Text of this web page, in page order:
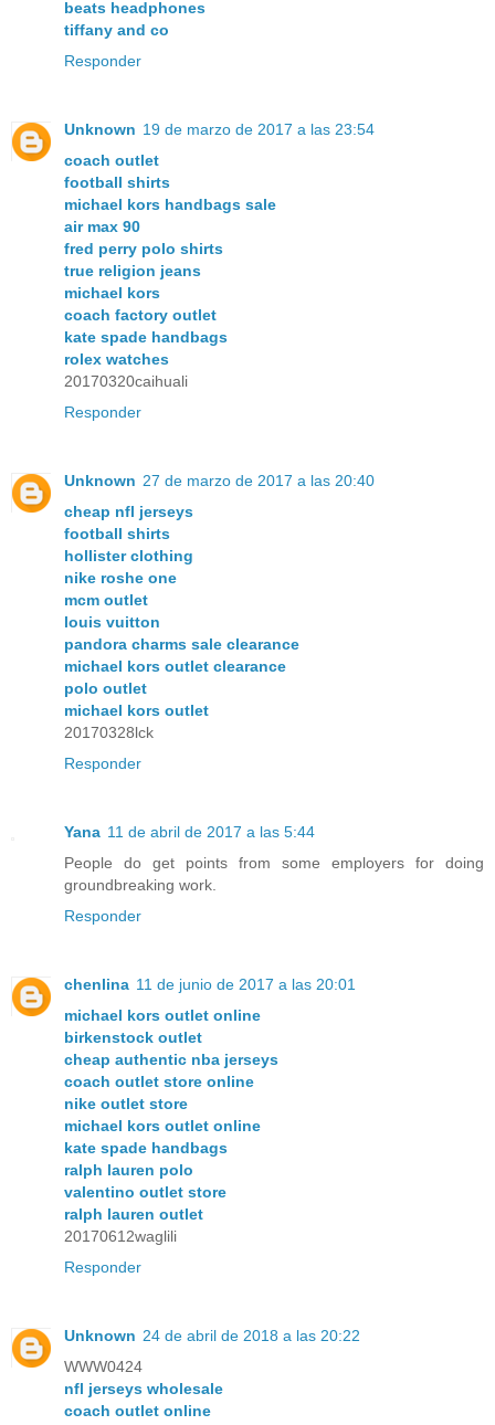
beats headphones
tiffany and co
Responder
Unknown 19 de marzo de 2017 a las 23:54
coach outlet
football shirts
michael kors handbags sale
air max 90
fred perry polo shirts
true religion jeans
michael kors
coach factory outlet
kate spade handbags
rolex watches
20170320caihuali
Responder
Unknown 27 de marzo de 2017 a las 20:40
cheap nfl jerseys
football shirts
hollister clothing
nike roshe one
mcm outlet
louis vuitton
pandora charms sale clearance
michael kors outlet clearance
polo outlet
michael kors outlet
20170328lck
Responder
Yana 11 de abril de 2017 a las 5:44
People do get points from some employers for doing
groundbreaking work.
Responder
chenlina 11 de junio de 2017 a las 20:01
michael kors outlet online
birkenstock outlet
cheap authentic nba jerseys
coach outlet store online
nike outlet store
michael kors outlet online
kate spade handbags
ralph lauren polo
valentino outlet store
ralph lauren outlet
20170612waglili
Responder
Unknown 24 de abril de 2018 a las 20:22
WWW0424
nfl jerseys wholesale
coach outlet online